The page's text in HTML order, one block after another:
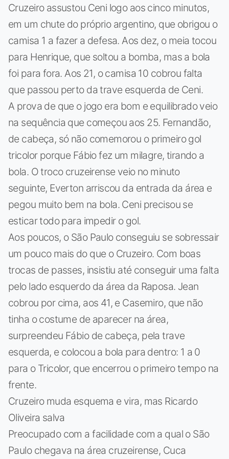
Cruzeiro assustou Ceni logo aos cinco minutos,
em um chute do próprio argentino, que obrigou o
camisa 1 a fazer a defesa. Aos dez, o meia tocou
para Henrique, que soltou a bomba, mas a bola
foi para fora. Aos 21, o camisa 10 cobrou falta
que passou perto da trave esquerda de Ceni.
A prova de que o jogo era bom e equilibrado veio
na sequência que começou aos 25. Fernandão,
de cabeça, só não comemorou o primeiro gol
tricolor porque Fábio fez um milagre, tirando a
bola. O troco cruzeirense veio no minuto
seguinte, Everton arriscou da entrada da área e
pegou muito bem na bola. Ceni precisou se
esticar todo para impedir o gol.
Aos poucos, o São Paulo conseguiu se sobressair
um pouco mais do que o Cruzeiro. Com boas
trocas de passes, insistiu até conseguir uma falta
pelo lado esquerdo da área da Raposa. Jean
cobrou por cima, aos 41, e Casemiro, que não
tinha o costume de aparecer na área,
surpreendeu Fábio de cabeça, pela trave
esquerda, e colocou a bola para dentro: 1 a 0
para o Tricolor, que encerrou o primeiro tempo na
frente.
Cruzeiro muda esquema e vira, mas Ricardo
Oliveira salva
Preocupado com a facilidade com a qual o São
Paulo chegava na área cruzeirense, Cuca